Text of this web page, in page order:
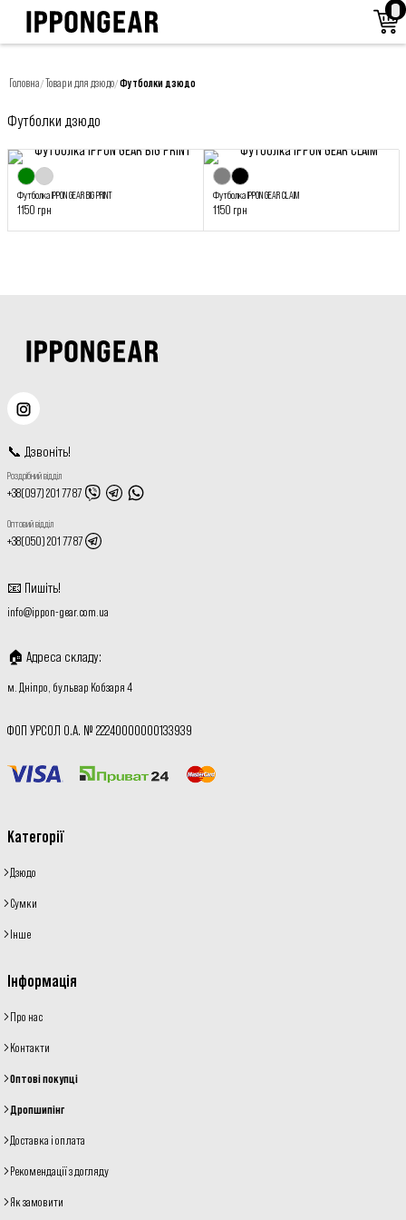
Головна/Товари для дзюдо/Футболки дзюдо
Футболки дзюдо
Футболка IPPON GEAR BIG PRINT
1150 грн
Футболка IPPON GEAR CLAIM
1150 грн
📞 Дзвоніть!
Роздрібний відділ
+38(097) 201 77 87
Оптовий відділ
+38(050) 201 77 87
📧 Пишіть!
info@ippon-gear.com.ua
🏠 Адреса складу:
м. Дніпро, бульвар Кобзаря 4
ФОП УРСОЛ О.А. № 22240000000133939
Категорії
Дзюдо
Сумки
Інше
Інформація
Про нас
Контакти
Оптові покупці
Дропшипінг
Доставка і оплата
Рекомендації з догляду
Як замовити